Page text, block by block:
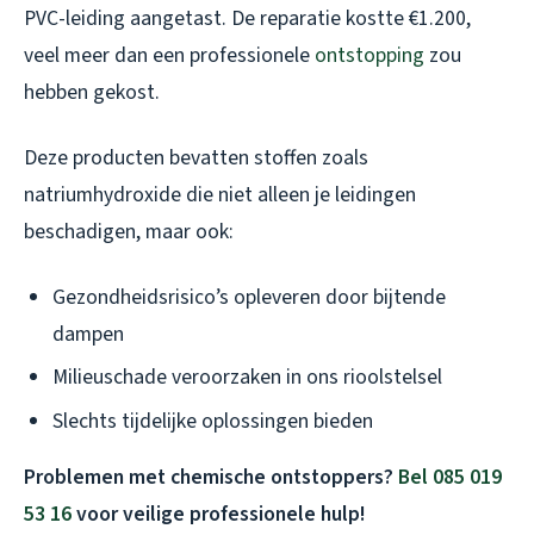
PVC-leiding aangetast. De reparatie kostte €1.200,
veel meer dan een professionele ontstopping zou
hebben gekost.
Deze producten bevatten stoffen zoals
natriumhydroxide die niet alleen je leidingen
beschadigen, maar ook:
Gezondheidsrisico’s opleveren door bijtende
dampen
Milieuschade veroorzaken in ons rioolstelsel
Slechts tijdelijke oplossingen bieden
Problemen met chemische ontstoppers? Bel 085 019
53 16voor veilige professionele hulp!